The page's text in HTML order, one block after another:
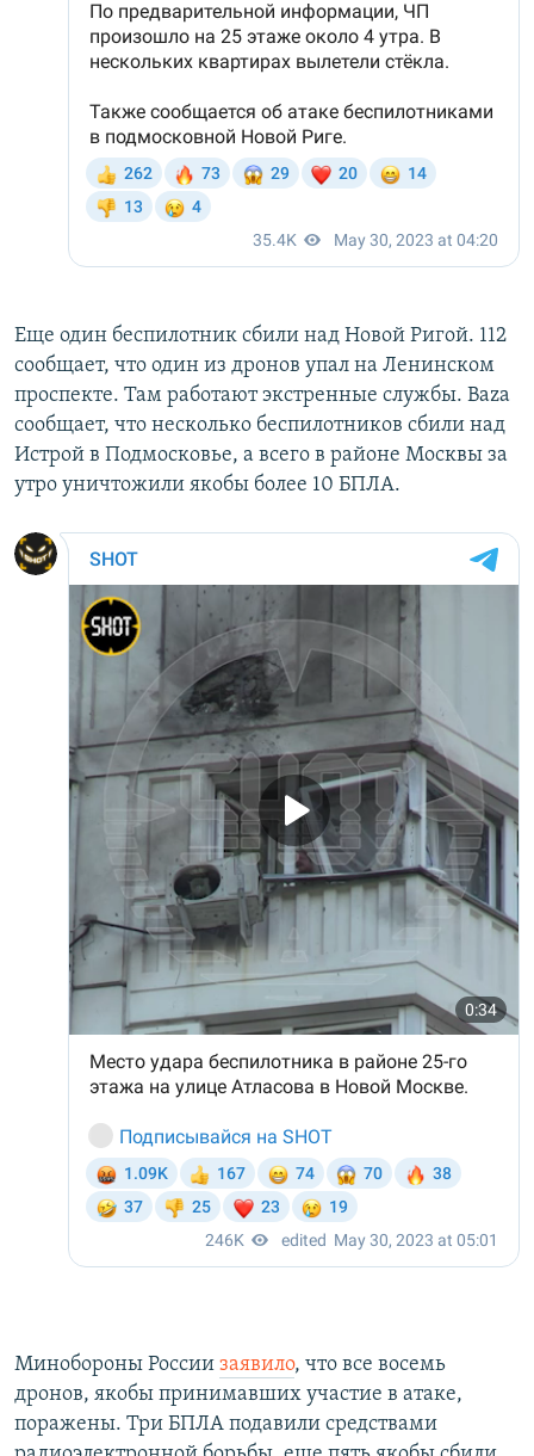
Еще один беспилотник сбили над Новой Ригой. 112
сообщает, что один из дронов упал на Ленинском
проспекте. Там работают экстренные службы. Baza
сообщает, что несколько беспилотников сбили над
Истрой в Подмосковье, а всего в районе Москвы за
утро уничтожили якобы более 10 БПЛА.
Минобороны России заявило, что все восемь
дронов, якобы принимавших участие в атаке,
поражены. Три БПЛА подавили средствами